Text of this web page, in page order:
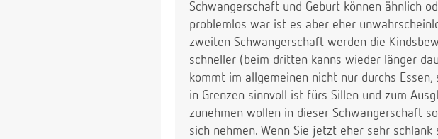
Schwangerschaft und Geburt können ähnlich
problemlos war ist es aber eher
zweiten Schwangerschaft werden die
schneller (beim dritten kanns wieder länger
kommt im allgemeinen nicht nur durchs
in Grenzen sinnvoll ist fürs Sillen und zum
zunehmen wollen in dieser Schwangerschaft
sich nehmen. Wenn Sie jetzt eher sehr